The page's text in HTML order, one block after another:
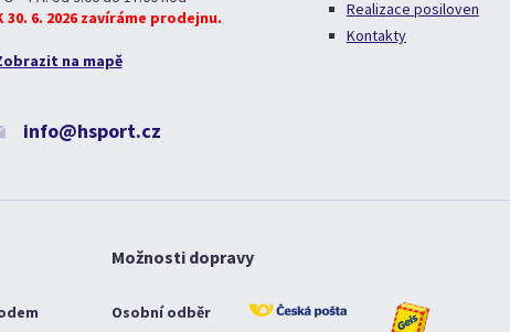
30. 6. 2026 zavíráme prodejnu.
na mapě
info@hsport.cz
Realizace posiloven
Kontakty
Možnosti dopravy
Osobní odběr